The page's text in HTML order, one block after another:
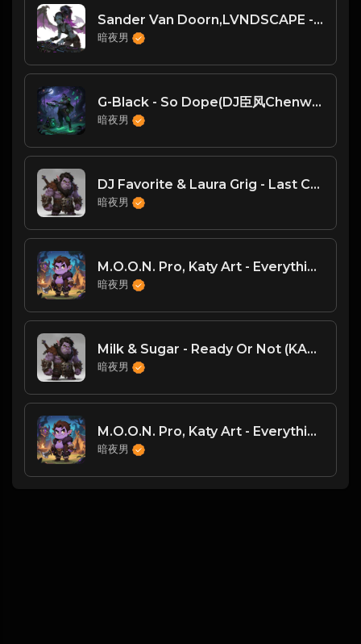
Sander Van Doorn,LVNDSCAPE - Need To Feel Loved (Extended Mix)
暗夜男
G-Black - So Dope(DJ臣风Chenwin)
暗夜男
DJ Favorite & Laura Grig - Last Christmas 2015 (Original Mix)
暗夜男
M.O.O.N. Pro, Katy Art - Everything Is Changing (Original Mix) [House Society]
暗夜男
Milk & Sugar - Ready Or Not (KANT Vs. Milk & Sugar Edit) [Milk & Sugar]
暗夜男
M.O.O.N. Pro, Katy Art - Everything Is Changing (Ivan Slash Remix) [House Society]
暗夜男